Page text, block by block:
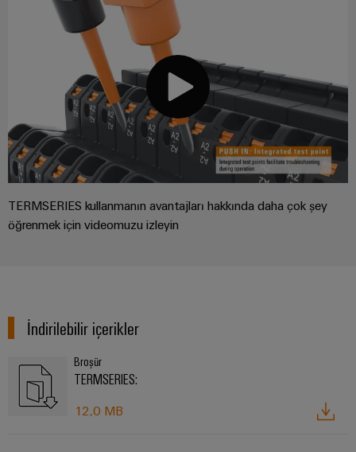
TERMSERIES kullanmanın avantajları hakkında daha çok şey
öğrenmek için videomuzu izleyin
İndirilebilir içerikler
Broşür
TERMSERIES:
12,0 MB